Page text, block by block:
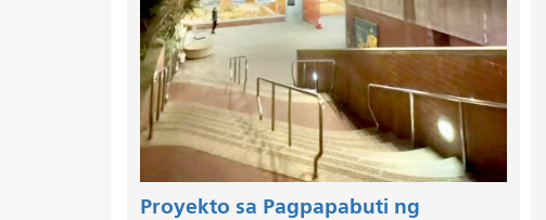
Proyekto sa Pagpapabuti ng